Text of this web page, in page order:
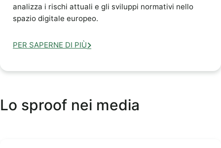
analizza i rischi attuali e gli sviluppi normativi nello
spazio digitale europeo.
PER SAPERNE DI PIÙ
Lo sproof nei media